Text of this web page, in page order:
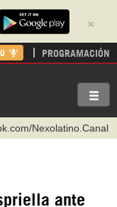
×
PROGRAMACIÓN
Nexolatino.Canal
ante